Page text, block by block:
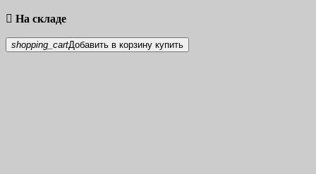
 На складе
shopping_cartДобавить в корзину купить